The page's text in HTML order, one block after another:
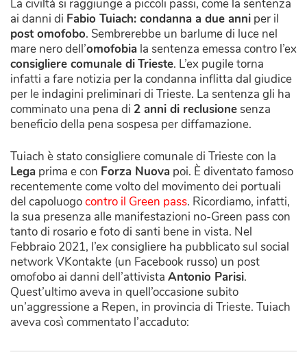
La civiltà si raggiunge a piccoli passi, come la sentenza
ai danni di Fabio Tuiach: condanna a due anni per il
post omofobo. Sembrerebbe un barlume di luce nel
mare nero dell’omofobia la sentenza emessa contro l’ex
consigliere comunale diTrieste. L’ex pugile torna
infatti a fare notizia per la condanna inflitta dal giudice
per le indagini preliminari di Trieste. La sentenza gli ha
comminato una pena di 2 anni di reclusionesenza
beneficio della pena sospesa per diffamazione.
Tuiach è stato consigliere comunale di Trieste con la
Lega prima e con Forza Nuova poi. È diventato famoso
recentemente come volto del movimento dei portuali
del capoluogocontro il Green pass. Ricordiamo, infatti,
la sua presenza alle manifestazioni no-Green pass con
tanto di rosario e foto di santi bene in vista. Nel
Febbraio 2021, l’ex consigliere ha pubblicato sul social
network VKontakte (un Facebook russo) un post
omofobo ai danni dell’attivista Antonio Parisi.
Quest’ultimo aveva in quell’occasione subito
un’aggressione a Repen, in provincia di Trieste. Tuiach
aveva così commentato l’accaduto: